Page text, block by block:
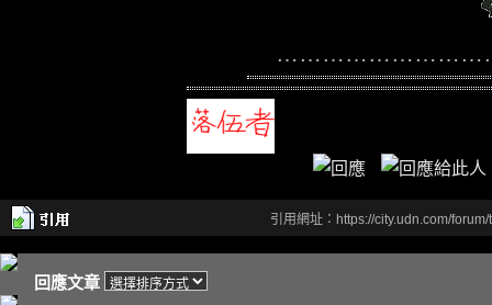
引用網址：https://city.udn.com/
回應文章